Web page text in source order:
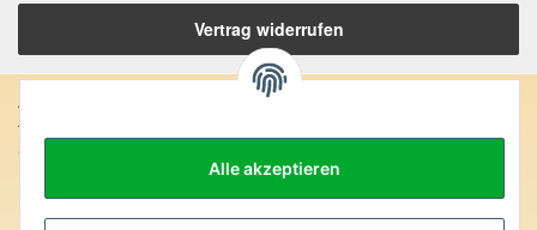
Alle akzeptieren
Vertrag widerrufen
Anschrift:
SteinZeitOase
Uhlandstr. 7
D-75391 Gechingen